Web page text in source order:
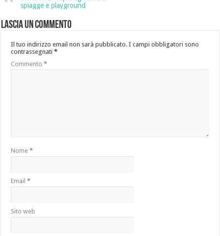
spiagge e playground
Lascia un commento
Il tuo indirizzo email non sarà pubblicato. I campi obbligatori sono
contrassegnati*
Commento*
Nome*
Email*
Sito web